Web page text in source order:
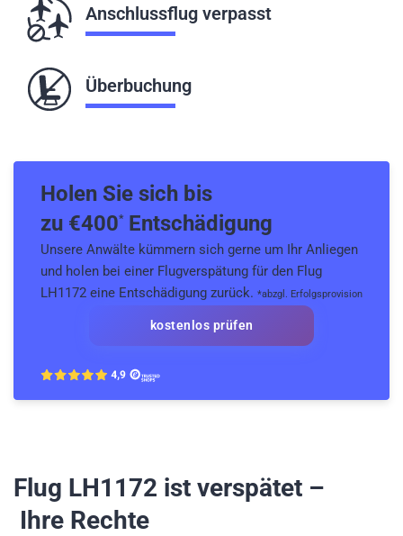
Anschlussflug verpasst
Überbuchung
Holen Sie sich bis
zu €400*Entschädigung
Unsere Anwälte kümmern sich gerne um Ihr Anliegen
und holen bei einer Flugverspätung für den Flug
LH1172 eine Entschädigung zurück. *abzgl. Erfolgsprovision
kostenlos prüfen
Flug LH1172 ist verspätet –
Ihre Rechte